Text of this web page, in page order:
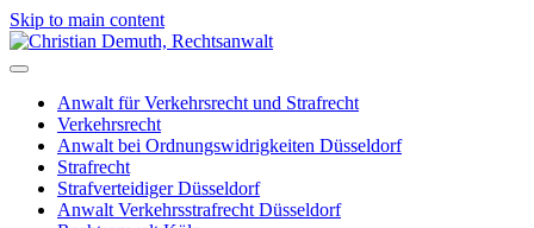
Skip to main content
Anwalt für Verkehrsrecht und Strafrecht
Verkehrsrecht
Anwalt bei Ordnungswidrigkeiten Düsseldorf
Strafrecht
Strafverteidiger Düsseldorf
Anwalt Verkehrsstrafrecht Düsseldorf